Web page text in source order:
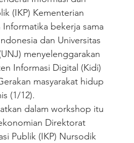
(IKP) Kementerian
bekerja sama
dan Universitas
menyelenggarakan
Informasi Digital (Kidi)
masyarakat hidup
(1/12).
dalam workshop itu
Direktorat
Publik (IKP) Nursodik